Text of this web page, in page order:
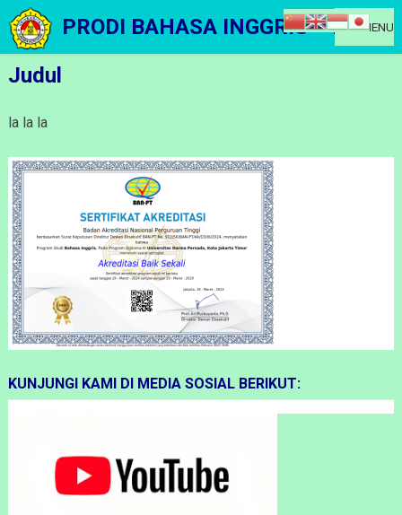
Skip
to
content
PRODI BAHASA INGGRIS – D3MENU
Judul
la la la
KUNJUNGI KAMI DI MEDIA SOSIAL BERIKUT: